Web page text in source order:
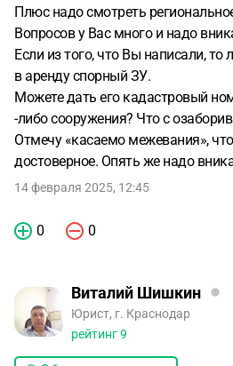
Плюс надо смотреть
Вопросов у Вас много и надо
Если из того, что Вы написали, то
в аренду спорный ЗУ.
Можете дать его кадастровый
-либо сооружения? Что с
Отмечу «касаемо межевания»,
достоверное. Опять же надо
14 февраля 2025, 12:45
0 0
Виталий Шишкин
Юрист, г. Краснодар
рейтинг9